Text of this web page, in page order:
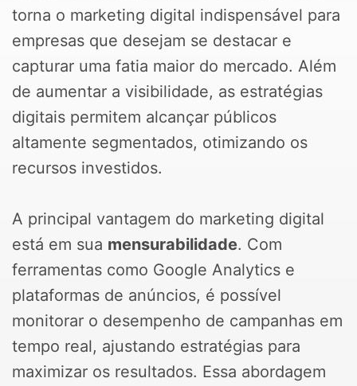
torna o marketing digital indispensável para
empresas que desejam se destacar e
capturar uma fatia maior do mercado. Além
de aumentar a visibilidade, as estratégias
digitais permitem alcançar públicos
altamente segmentados, otimizando os
recursos investidos.
A principal vantagem do marketing digital
está em sua mensurabilidade. Com
ferramentas como Google Analytics e
plataformas de anúncios, é possível
monitorar o desempenho de campanhas em
tempo real, ajustando estratégias para
maximizar os resultados. Essa abordagem